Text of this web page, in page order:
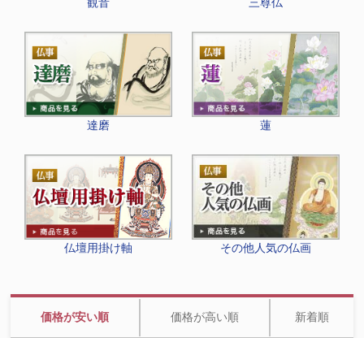
達磨 蓮
仏壇用掛け軸 その他人気の仏画
価格が安い順 価格が高い順 新着順